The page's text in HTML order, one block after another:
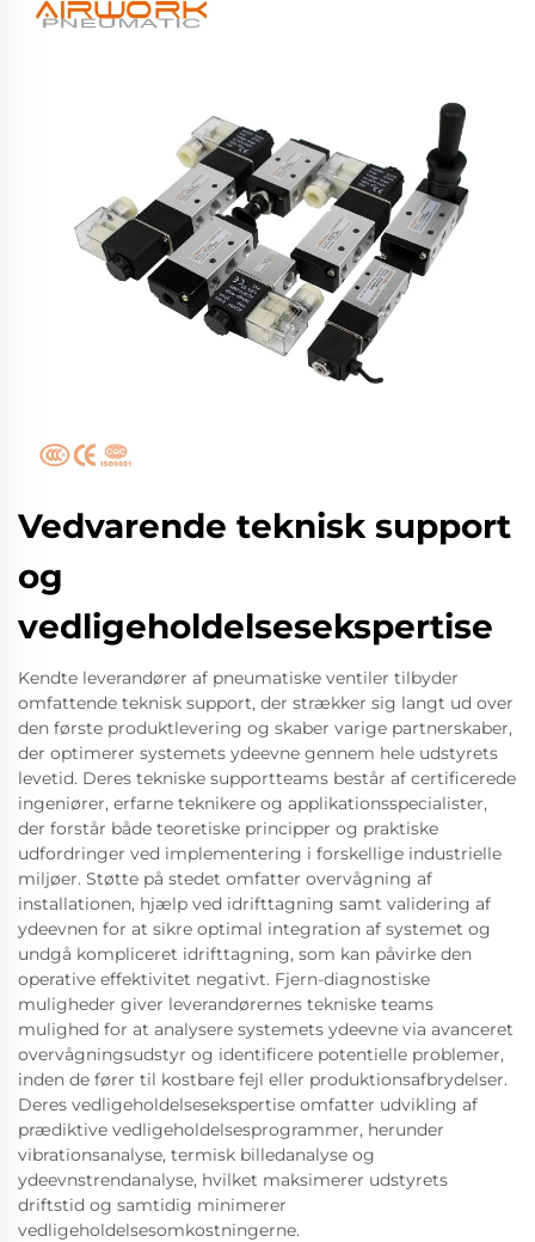
Vedvarende teknisk support
og
vedligeholdelsesekspertise
Kendte leverandører af pneumatiske ventiler tilbyder
omfattende teknisk support, der strækker sig langt ud over
den første produktlevering og skaber varige partnerskaber,
der optimerer systemets ydeevne gennem hele udstyrets
levetid. Deres tekniske supportteams består af certificerede
ingeniører, erfarne teknikere og applikationsspecialister,
der forstår både teoretiske principper og praktiske
udfordringer ved implementering i forskellige industrielle
miljøer. Støtte på stedet omfatter overvågning af
installationen, hjælp ved idrifttagning samt validering af
ydeevnen for at sikre optimal integration af systemet og
undgå kompliceret idrifttagning, som kan påvirke den
operative effektivitet negativt. Fjern-diagnostiske
muligheder giver leverandørernes tekniske teams
mulighed for at analysere systemets ydeevne via avanceret
overvågningsudstyr og identificere potentielle problemer,
inden de fører til kostbare fejl eller produktionsafbrydelser.
Deres vedligeholdelsesekspertise omfatter udvikling af
prædiktive vedligeholdelsesprogrammer, herunder
vibrationsanalyse, termisk billedanalyse og
ydeevnstrendanalyse, hvilket maksimerer udstyrets
driftstid og samtidig minimerer
vedligeholdelsesomkostningerne.